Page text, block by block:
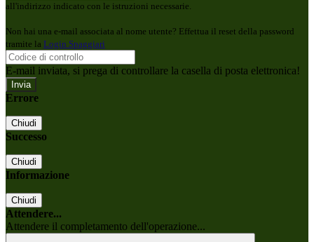
all'indirizzo indicato con le istruzioni necessarie.
Non hai una e-mail associata al nome utente? Effettua il reset della password
tramite la Login Spaggiari
E-mail inviata, si prega di controllare la casella di posta elettronica!
Errore
Chiudi
Successo
Chiudi
Informazione
Chiudi
Attendere...
Attendere il completamento dell'operazione...